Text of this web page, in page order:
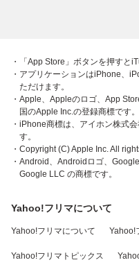
・「App Store」ボタンを押すと
・アプリケーションはiPhone、
ただけます。
・Apple、Appleのロゴ、App
国のApple Inc.の登録商標です。
・iPhone商標は、アイホン株式
す。
・Copyright (C) Apple Inc. All
・Android、Androidロゴ、
Google LLC の商標です。
Yahoo!フリマについて
Yahoo!フリマについて Yahoo!
Yahoo!フリマトピックス